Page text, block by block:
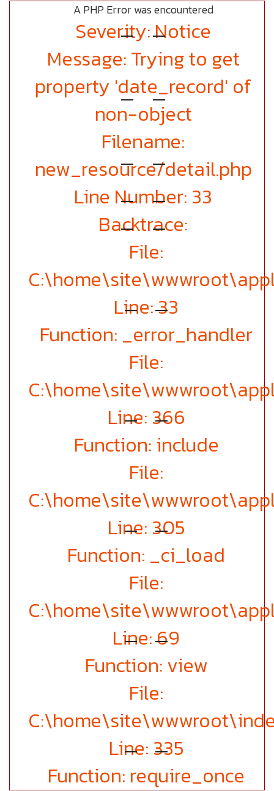
A PHP Error was encountered
Severity: Notice
Message: Trying to get
property 'date_record' of
non-object
Filename:
new_resource/detail.php
Line Number: 33
Backtrace:
File:
Line: 33
Function: _error_handler
File:
Line: 366
Function: include
File:
Line: 305
Function: _ci_load
File:
Line: 69
Function: view
File:
Line: 335
Function: require_once